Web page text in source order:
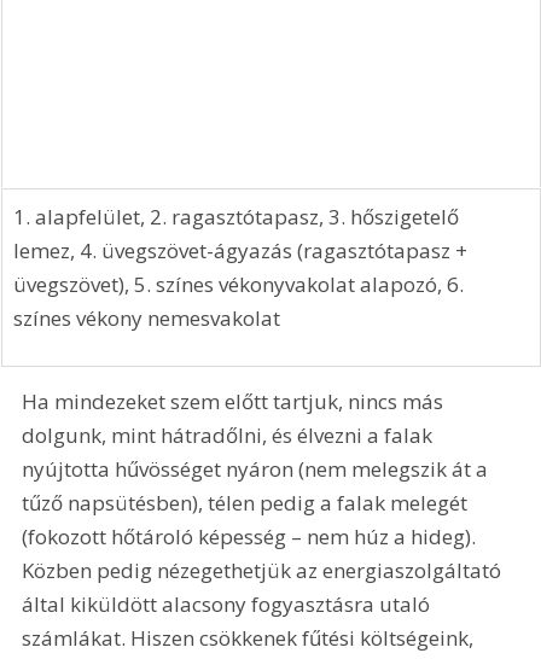
1. alapfelület, 2. ragasztótapasz, 3. hőszigetelő
lemez, 4. üvegszövet-ágyazás (ragasztótapasz +
üvegszövet), 5. színes vékonyvakolat alapozó, 6.
színes vékony nemesvakolat
Ha mindezeket szem előtt tartjuk, nincs más
dolgunk, mint hátradőlni, és élvezni a falak
nyújtotta hűvösséget nyáron (nem melegszik át a
tűző napsütésben), télen pedig a falak melegét
(fokozott hőtároló képesség – nem húz a hideg).
Közben pedig nézegethetjük az energiaszolgáltató
által kiküldött alacsony fogyasztásra utaló
számlákat. Hiszen csökkenek fűtési költségeink,